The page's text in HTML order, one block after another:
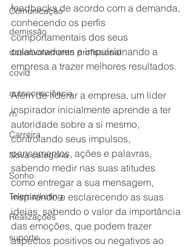
Comunicação
demissão
desenvolvimento profissional
covid
autoconsciência
rh
Carreira
Nova categoria
Sonho
Telemarketing
Realizações
suporte
feedbacks de acordo com a demanda,
conhecendo os perfis
comportamentais dos seus
colaboradores e impulsionando a
empresa a trazer melhores resultados.
Além de liderar a empresa, um líder
inspirador inicialmente aprende a ter
autoridade sobre a si mesmo,
controlando seus impulsos,
pensamentos, ações e palavras,
sabendo medir nas suas atitudes
como entregar a sua mensagem,
inspirando e esclarecendo as suas
ideias, sabendo o valor da importância
das emoções, que podem trazer
aspectos positivos ou negativos ao